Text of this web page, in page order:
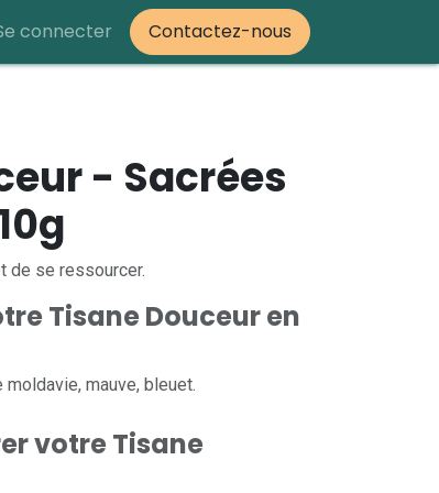
connecter Contactez-nous
- Sacrées
de se ressourcer.
Tisane Douceur en
mauve, bleuet.
votre Tisane